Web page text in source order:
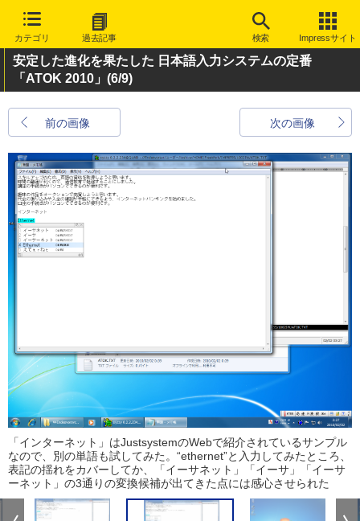
カテゴリ 過去記事 検索 Impressサイト
安定した進化を果たした 日本語入力システムの定番
「ATOK 2010」 (6/9)
前の画像 次の画像
「インターネット」はJustsystemのWebで紹介されているサンプル
なので、別の単語も試してみた。“ethernet”と入力してみたところ、
表記の揺れをカバーしてか、「イーサネット」「イーサ」「イーサ
ーネット」の3通りの変換候補が出てきた点には感心させられた